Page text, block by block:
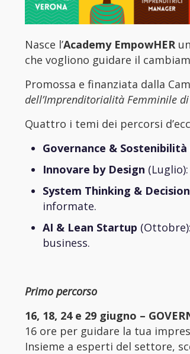
Nasce l’Academy EmpowHER
che vogliono guidare il
Promossa e finanziata dalla
dell’Imprenditorialità Femminile
Quattro i temi dei percorsi
Governance & Sostenibilità
Innovare by Design
System Thinking &
informate.
AI & Lean Startup
business.
Primo percorso
16, 18, 24 e 29 giugno –
16 ore per guidare la tua
Insieme a esperti del settore,